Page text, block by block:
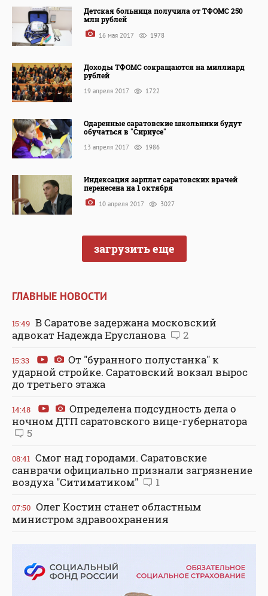
Детская больница получила от ТФОМС 250
млн рублей
16 мая 2017 1978
Доходы ТФОМС сокращаются на миллиард
рублей
19 апреля 2017 1722
Одаренные саратовские школьники будут
обучаться в "Сириусе"
13 апреля 2017 1986
Индексация зарплат саратовских врачей
перенесена на 1 октября
10 апреля 2017 3027
загрузить еще
ГЛАВНЫЕ НОВОСТИ
15:49 В Саратове задержана московский
адвокат Надежда Ерусланова
2
15:33
От "буранного полустанка" к
ударной стройке. Саратовский вокзал вырос
до третьего этажа
14:48
Определена подсудность дела о
ночном ДТП саратовского вице-губернатора
5
08:41 Смог над городами. Саратовские
санврачи официально признали загрязнение
воздуха "Ситиматиком"
1
07:50 Олег Костин станет областным
министром здравоохранения